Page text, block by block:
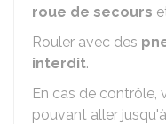
roue de secours
Rouler avec des
interdit.
En cas de contrôle,
pouvant aller jusqu'à